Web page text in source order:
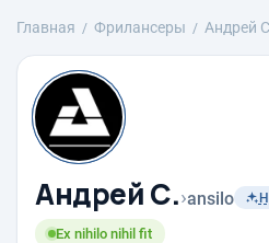
Главная Фрилансеры Андрей
Андрей С.›ansilo
Ex nihilo nihil fit